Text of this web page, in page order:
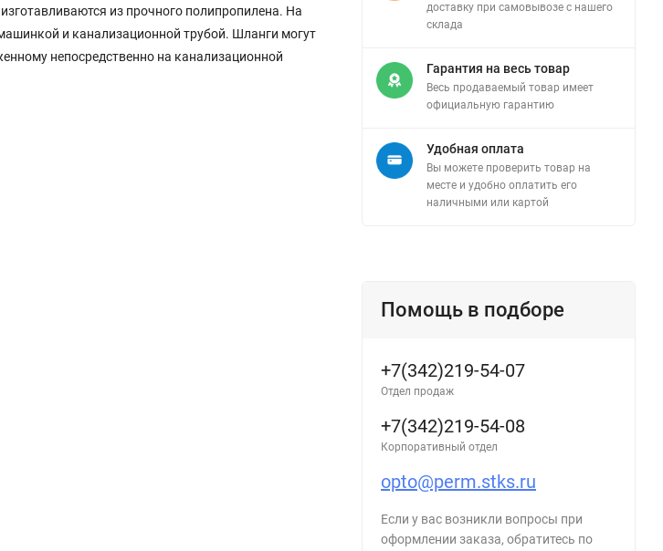
из прочного полипропилена. На
и канализационной трубой. Шланги могут
непосредственно на канализационной
доставку при самовывозе с нашего
склада
Гарантия на весь товар
Весь продаваемый товар имеет
официальную гарантию
Удобная оплата
Вы можете проверить товар на
месте и удобно оплатить его
наличными или картой
Помощь в подборе
+7(342)219-54-07
Отдел продаж
+7(342)219-54-08
Корпоративный отдел
opto@perm.stks.ru
Если у вас возникли вопросы при
оформлении заказа, обратитесь по